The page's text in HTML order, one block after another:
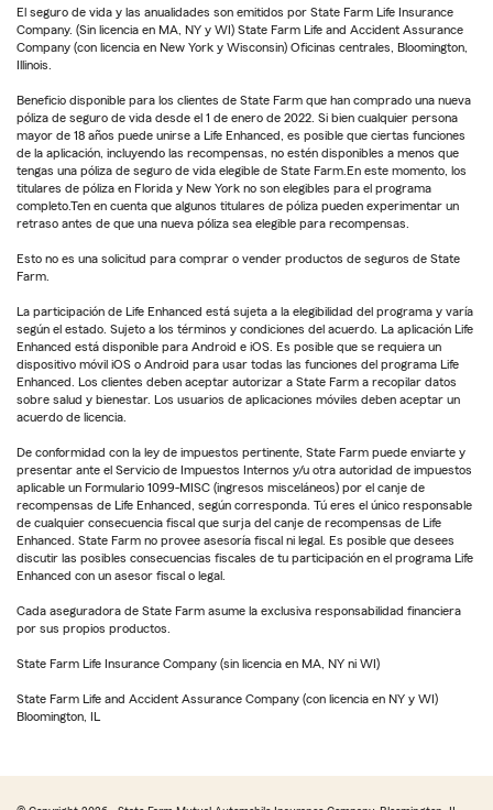
El seguro de vida y las anualidades son emitidos por State Farm Life Insurance
Company. (Sin licencia en MA, NY y WI) State Farm Life and Accident Assurance
Company (con licencia en New York y Wisconsin) Oficinas centrales, Bloomington,
Illinois.
Beneficio disponible para los clientes de State Farm que han comprado una nueva
póliza de seguro de vida desde el 1 de enero de 2022. Si bien cualquier persona
mayor de 18 años puede unirse a Life Enhanced, es posible que ciertas funciones
de la aplicación, incluyendo las recompensas, no estén disponibles a menos que
tengas una póliza de seguro de vida elegible de State Farm.En este momento, los
titulares de póliza en Florida y New York no son elegibles para el programa
completo.Ten en cuenta que algunos titulares de póliza pueden experimentar un
retraso antes de que una nueva póliza sea elegible para recompensas.
Esto no es una solicitud para comprar o vender productos de seguros de State
Farm.
La participación de Life Enhanced está sujeta a la elegibilidad del programa y varía
según el estado. Sujeto a los términos y condiciones del acuerdo. La aplicación Life
Enhanced está disponible para Android e iOS. Es posible que se requiera un
dispositivo móvil iOS o Android para usar todas las funciones del programa Life
Enhanced. Los clientes deben aceptar autorizar a State Farm a recopilar datos
sobre salud y bienestar. Los usuarios de aplicaciones móviles deben aceptar un
acuerdo de licencia.
De conformidad con la ley de impuestos pertinente, State Farm puede enviarte y
presentar ante el Servicio de Impuestos Internos y/u otra autoridad de impuestos
aplicable un Formulario 1099-MISC (ingresos misceláneos) por el canje de
recompensas de Life Enhanced, según corresponda. Tú eres el único responsable
de cualquier consecuencia fiscal que surja del canje de recompensas de Life
Enhanced. State Farm no provee asesoría fiscal ni legal. Es posible que desees
discutir las posibles consecuencias fiscales de tu participación en el programa Life
Enhanced con un asesor fiscal o legal.
Cada aseguradora de State Farm asume la exclusiva responsabilidad financiera
por sus propios productos.
State Farm Life Insurance Company (sin licencia en MA, NY ni WI)
State Farm Life and Accident Assurance Company (con licencia en NY y WI)
Bloomington, IL